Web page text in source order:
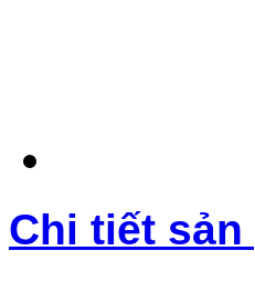
Chi tiết sản